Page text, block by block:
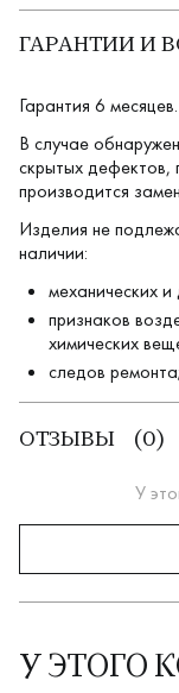
ГАРАНТИИ И
Гарантия 6 месяцев.
В случае
скрытых дефектов,
производится
Изделия не
наличии:
механических и
признаков
химических
следов ремонта;
ОТЗЫВЫ ( 0)
У
У ЭТОГО